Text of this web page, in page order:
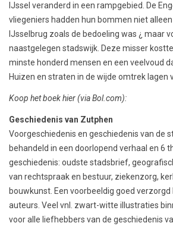
IJssel veranderd in een rampgebied. De
vliegeniers hadden hun bommen niet
IJsselbrug zoals de bedoeling was ¿ maar
naastgelegen stadswijk. Deze misser
minste honderd mensen en een veelvoud
Huizen en straten in de wijde omtrek lagen
Koop het boek hier(via Bol.com):
Geschiedenis van Zutphen
Voorgeschiedenis en geschiedenis van de
behandeld in een doorlopend verhaal en 6
geschiedenis: oudste stadsbrief,
van rechtspraak en bestuur, ziekenzorg,
bouwkunst. Een voorbeeldig goed
auteurs. Veel vnl. zwart-witte illustraties
voor alle liefhebbers van de geschiedenis